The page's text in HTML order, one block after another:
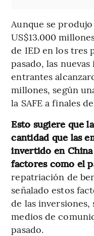
Aunque se
US$13.000
de IED en los tres
pasado, las
entrantes
millones, según
la SAFE a finales
Esto sugiere que
cantidad que las
invertido en
factores como el
repatriación de
señalado estos
de las
medios de
pasado.